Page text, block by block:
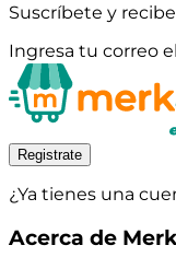
Suscríbete y
Ingresa tu correo
Registrate
¿Ya tienes una
Acerca de